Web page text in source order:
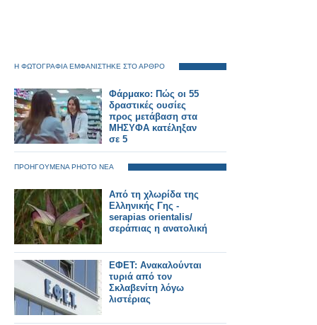
Η ΦΩΤΟΓΡΑΦΙΑ ΕΜΦΑΝΙΣΤΗΚΕ ΣΤΟ ΑΡΘΡΟ
Φάρμακο: Πώς οι 55
δραστικές ουσίες
προς μετάβαση στα
ΜΗΣΥΦΑ κατέληξαν
σε 5
ΠΡΟΗΓΟΥΜΕΝΑ PHOTO ΝΕΑ
Από τη χλωρίδα της
Ελληνικής Γης -
serapias orientalis/
σεράπιας η ανατολική
ΕΦΕΤ: Ανακαλούνται
τυριά από τον
Σκλαβενίτη λόγω
λιστέριας